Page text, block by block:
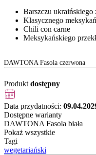
Barszczu ukraińskiego
Klasycznego
Chili con carne
Meksykańskiego
DAWTONA Fasola czerwona
Produkt dostępny
Data przydatności:
Dostępne warianty
DAWTONA Fasola biała
Pokaż wszystkie
Tagi
wegetariański